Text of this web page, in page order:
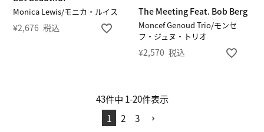
Monica Lewis/モニカ・ルイス
¥2,676 税込
Moncef Genoud Trio/モンセ
フ・ジュヌ・トリオ
The Meeting Feat. Bob Berg
¥2,570 税込
43件中 1-20件表示
1
2 3